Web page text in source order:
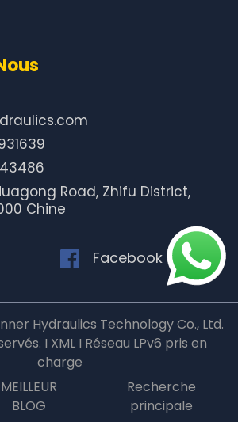
Road, Zhifu District,
Chine
Facebook
Hydraulics Technology Co., Ltd.
I XML I Réseau LPv6 pris en
charge
MEILLEUR
BLOG
Recherche
principale